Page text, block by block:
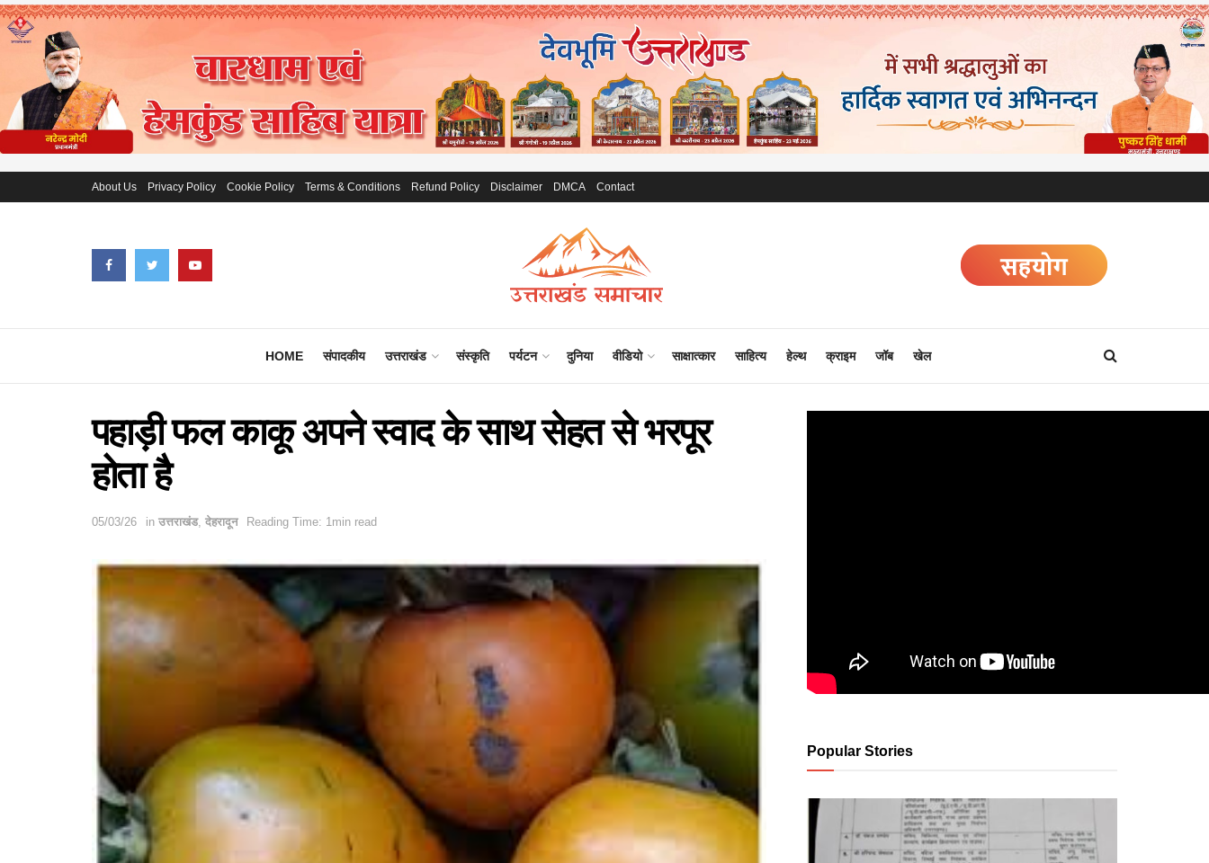
About Us Privacy Policy Cookie Policy Terms & Conditions Refund Policy Disclaimer DMCA Contact
HOME संपादकीय उत्तराखंड संस्कृति पर्यटन दुनिया वीडियो साक्षात्कार साहित्य हेल्थ क्राइम जॉब खेल
पहाड़ी फल काकू अपने स्‍वाद के साथ सेहत से भरपूर
होता है
05/03/26 in उत्तराखंड, देहरादून Reading Time: 1min read
Popular Stories